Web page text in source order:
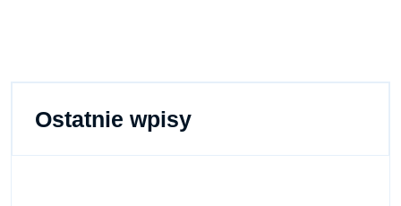
Ostatnie wpisy